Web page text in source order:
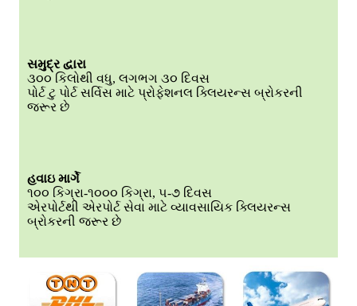
સમુદ્ર દ્વારા
૩૦૦ કિલોથી વધુ, લગભગ ૩૦ દિવસ
પોર્ટ ટુ પોર્ટ સર્વિસ માટે પ્રોફેશનલ ક્લિયરન્સ બ્રોકરની
જરૂર છે
હવાઇ માર્ગે
૧૦૦ કિગ્રા-૧૦૦૦ કિગ્રા, ૫-૭ દિવસ
એરપોર્ટથી એરપોર્ટ સેવા માટે વ્યાવસાયિક ક્લિયરન્સ
બ્રોકરની જરૂર છે